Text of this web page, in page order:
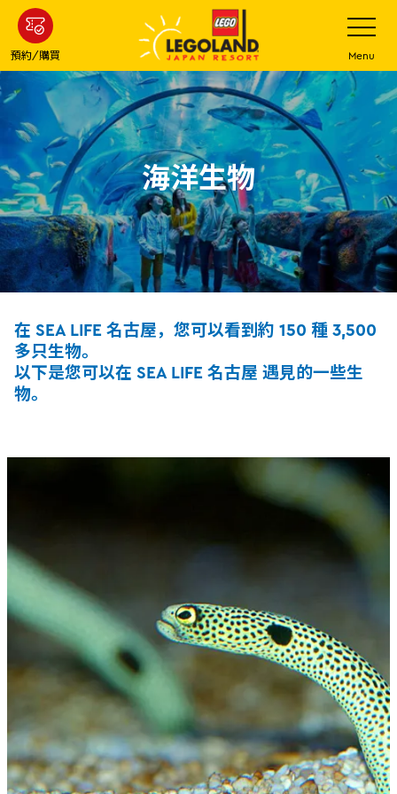
步
主
要
預約/購買
打
開
網
站
菜
單
Menu
海洋生物
在 SEA LIFE 名古屋，您可以看到約 150 種 3,500
多只生物。
以下是您可以在 SEA LIFE 名古屋 遇見的一些生
物。